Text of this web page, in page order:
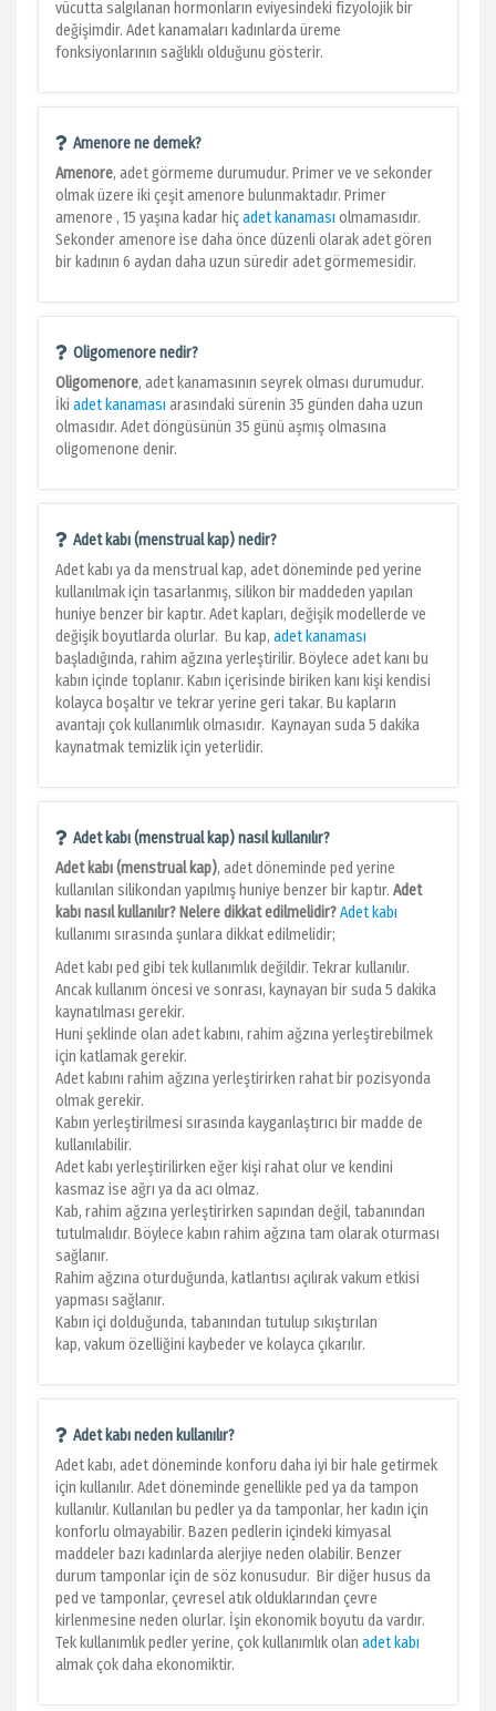
vücutta salgılanan hormonların eviyesindeki fizyolojik bir
değişimdir. Adet kanamaları kadınlarda üreme
fonksiyonlarının sağlıklı olduğunu gösterir.
Amenore ne demek?
Amenore, adet görmeme durumudur. Primer ve ve sekonder
olmak üzere iki çeşit amenore bulunmaktadır. Primer
amenore , 15 yaşına kadar hiçadet kanaması olmamasıdır.
Sekonder amenore ise daha önce düzenli olarak adet gören
bir kadının 6 aydan daha uzun süredir adet görmemesidir.
Oligomenore nedir?
Oligomenore, adet kanamasının seyrek olması durumudur.
İki adet kanaması arasındaki sürenin 35 günden daha uzun
olmasıdır. Adet döngüsünün 35 günü aşmış olmasına
oligomenone denir.
Adet kabı (menstrual kap) nedir?
Adet kabı ya da menstrual kap, adet döneminde ped yerine
kullanılmak için tasarlanmış, silikon bir maddeden yapılan
huniye benzer bir kaptır. Adet kapları, değişik modellerde ve
değişik boyutlarda olurlar. Bu kap, adet kanaması
başladığında, rahim ağzına yerleştirilir. Böylece adet kanı bu
kabın içinde toplanır. Kabın içerisinde biriken kanı kişi kendisi
kolayca boşaltır ve tekrar yerine geri takar. Bu kapların
avantajı çok kullanımlık olmasıdır. Kaynayan suda 5 dakika
kaynatmak temizlik için yeterlidir.
Adet kabı (menstrual kap) nasıl kullanılır?
Adet kabı (menstrual kap), adet döneminde ped yerine
kullanılan silikondan yapılmış huniye benzer bir kaptır. Adet
kabı nasıl kullanılır? Nelere dikkat edilmelidir?Adet kabı
kullanımı sırasında şunlara dikkat edilmelidir;
Adet kabı ped gibi tek kullanımlık değildir. Tekrar kullanılır.
Ancak kullanım öncesi ve sonrası, kaynayan bir suda 5 dakika
kaynatılması gerekir.
Huni şeklinde olan adet kabını, rahim ağzına yerleştirebilmek
için katlamak gerekir.
Adet kabını rahim ağzına yerleştirirken rahat bir pozisyonda
olmak gerekir.
Kabın yerleştirilmesi sırasında kayganlaştırıcı bir madde de
kullanılabilir.
Adet kabı yerleştirilirken eğer kişi rahat olur ve kendini
kasmaz ise ağrı ya da acı olmaz.
Kab, rahim ağzına yerleştirirken sapından değil, tabanından
tutulmalıdır. Böylece kabın rahim ağzına tam olarak oturması
sağlanır.
Rahim ağzına oturduğunda, katlantısı açılırak vakum etkisi
yapması sağlanır.
Kabın içi dolduğunda, tabanından tutulup sıkıştırılan
kap, vakum özelliğini kaybeder ve kolayca çıkarılır.
Adet kabı neden kullanılır?
Adet kabı, adet döneminde konforu daha iyi bir hale getirmek
için kullanılır. Adet döneminde genellikle ped ya da tampon
kullanılır. Kullanılan bu pedler ya da tamponlar, her kadın için
konforlu olmayabilir. Bazen pedlerin içindeki kimyasal
maddeler bazı kadınlarda alerjiye neden olabilir. Benzer
durum tamponlar için de söz konusudur. Bir diğer husus da
ped ve tamponlar, çevresel atık olduklarından çevre
kirlenmesine neden olurlar. İşin ekonomik boyutu da vardır.
Tek kullanımlık pedler yerine, çok kullanımlık olan adet kabı
almak çok daha ekonomiktir.